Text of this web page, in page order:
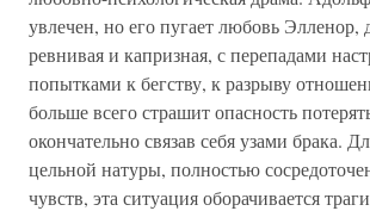
увлечен, но его пугает любовь Элленор,
ревнивая и капризная, с перепадами
попытками к бегству, к разрыву
больше всего страшит опасность
окончательно связав себя узами брака.
цельной натуры, полностью
чувств, эта ситуация оборачивается